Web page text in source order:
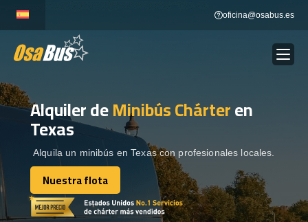
content
oficina@osabus.es
ALQUILER DE AUTOCARES Show dropdown
DESTINOS
RECORRIDAS Show dropdown
Alquiler deMinibús Chárteren
Texas
Alquila un minibús en Texas con profesionales locales.
Nuestra flota
Nuestra flota